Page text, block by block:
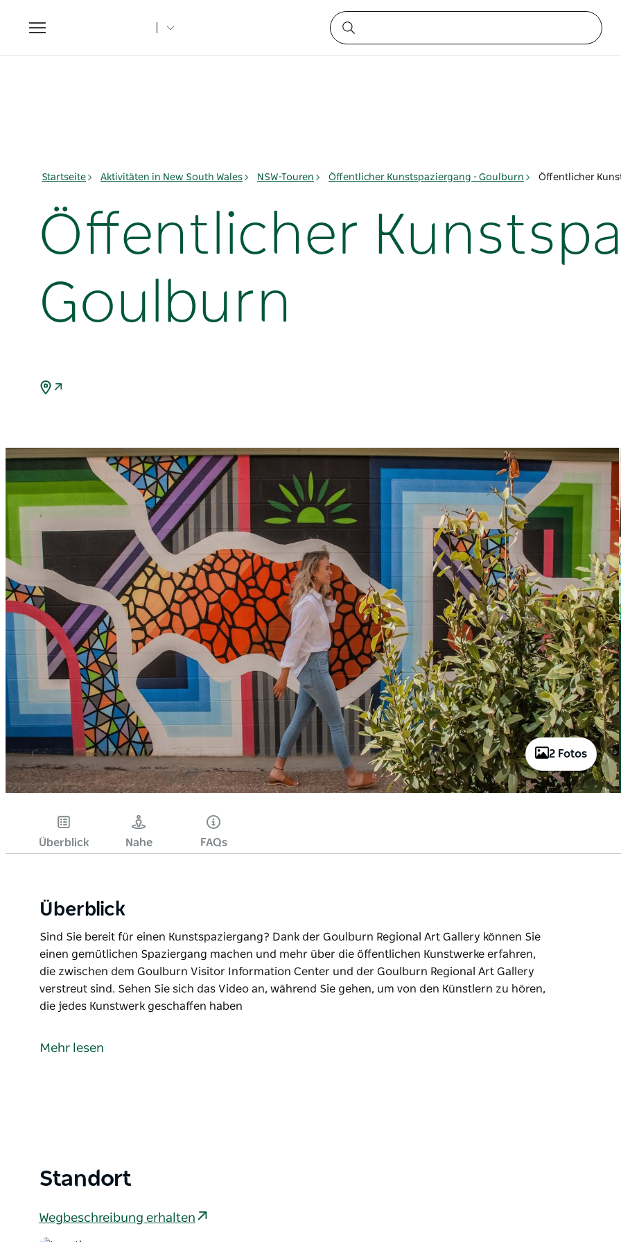
Toggle
navigation
Startseite Aktivitäten in New South Wales NSW-Touren Öffentlicher Kunstspaziergang - Goulburn Öffentlicher
Öffentlicher
Goulburn
2 Fotos
Überblick Nahe FAQs
Überblick
Sind Sie bereit für einen Kunstspaziergang? Dank der Goulburn Regional Art Gallery können Sie
einen gemütlichen Spaziergang machen und mehr über die öffentlichen Kunstwerke erfahren,
die zwischen dem Goulburn Visitor Information Center und der Goulburn Regional Art Gallery
verstreut sind. Sehen Sie sich das Video an, während Sie gehen, um von den Künstlern zu hören,
die jedes Kunstwerk geschaffen haben
Dank der Goulburn Regional Art Gallery können Sie einen gemütlichen Spaziergang machen und
Mehr lesen
Standort
Wegbeschreibung erhalten